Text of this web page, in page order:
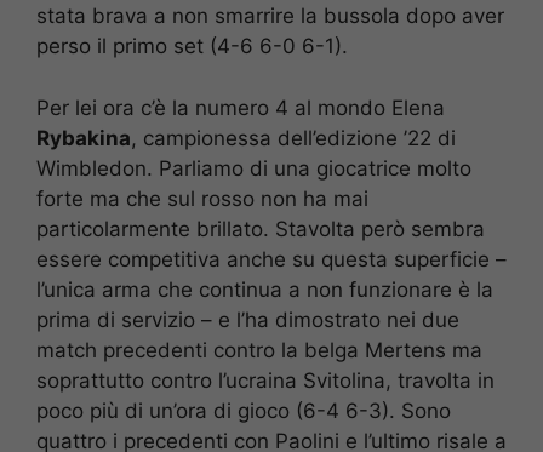
stata brava a non smarrire la bussola dopo aver
perso il primo set (4-6 6-0 6-1).
Per lei ora c’è la numero 4 al mondo Elena
Rybakina, campionessa dell’edizione ’22 di
Wimbledon. Parliamo di una giocatrice molto
forte ma che sul rosso non ha mai
particolarmente brillato. Stavolta però sembra
essere competitiva anche su questa superficie –
l’unica arma che continua a non funzionare è la
prima di servizio – e l’ha dimostrato nei due
match precedenti contro la belga Mertens ma
soprattutto contro l’ucraina Svitolina, travolta in
poco più di un’ora di gioco (6-4 6-3). Sono
quattro i precedenti con Paolini e l’ultimo risale a